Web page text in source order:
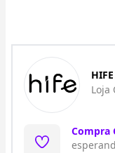
HIFE
Loja
Compra